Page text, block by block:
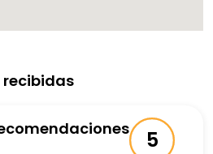
recibidas
5